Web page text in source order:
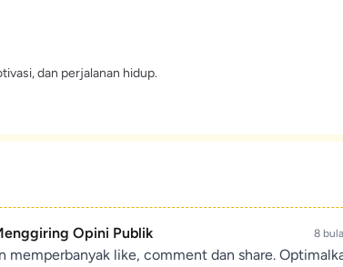
dan perjalanan hidup.
Opini Publik 8
memperbanyak like, comment dan share.